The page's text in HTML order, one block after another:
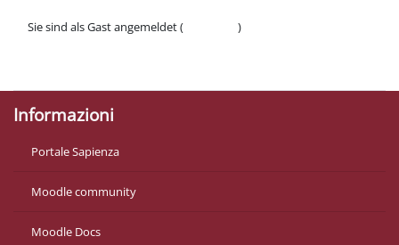
Sie sind als Gast angemeldet (
)
Informazioni
Portale Sapienza
Moodle community
Moodle Docs